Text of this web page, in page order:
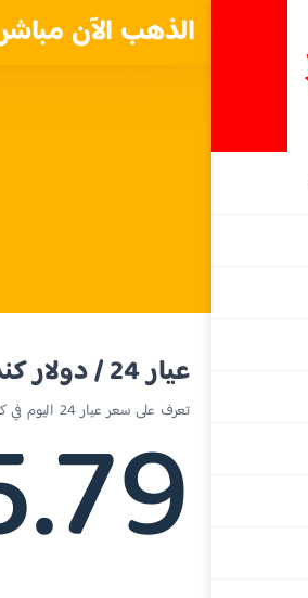
الذهب الآن
عيار 24 / دولار كندي
تعرف على سعر عيار 24 اليوم في كندا